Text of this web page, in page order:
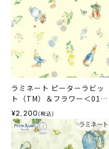
ラミネート ピーターラビッ
ト（TM）＆フラワー＜01IV
＞生地 ホビーラホビーレデ
ザインコレクション
¥2,200 (税込)